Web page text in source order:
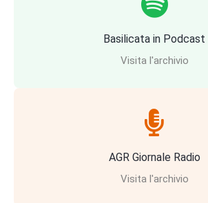
Basilicata in Podcast
Visita l'archivio
AGR Giornale Radio
Visita l'archivio